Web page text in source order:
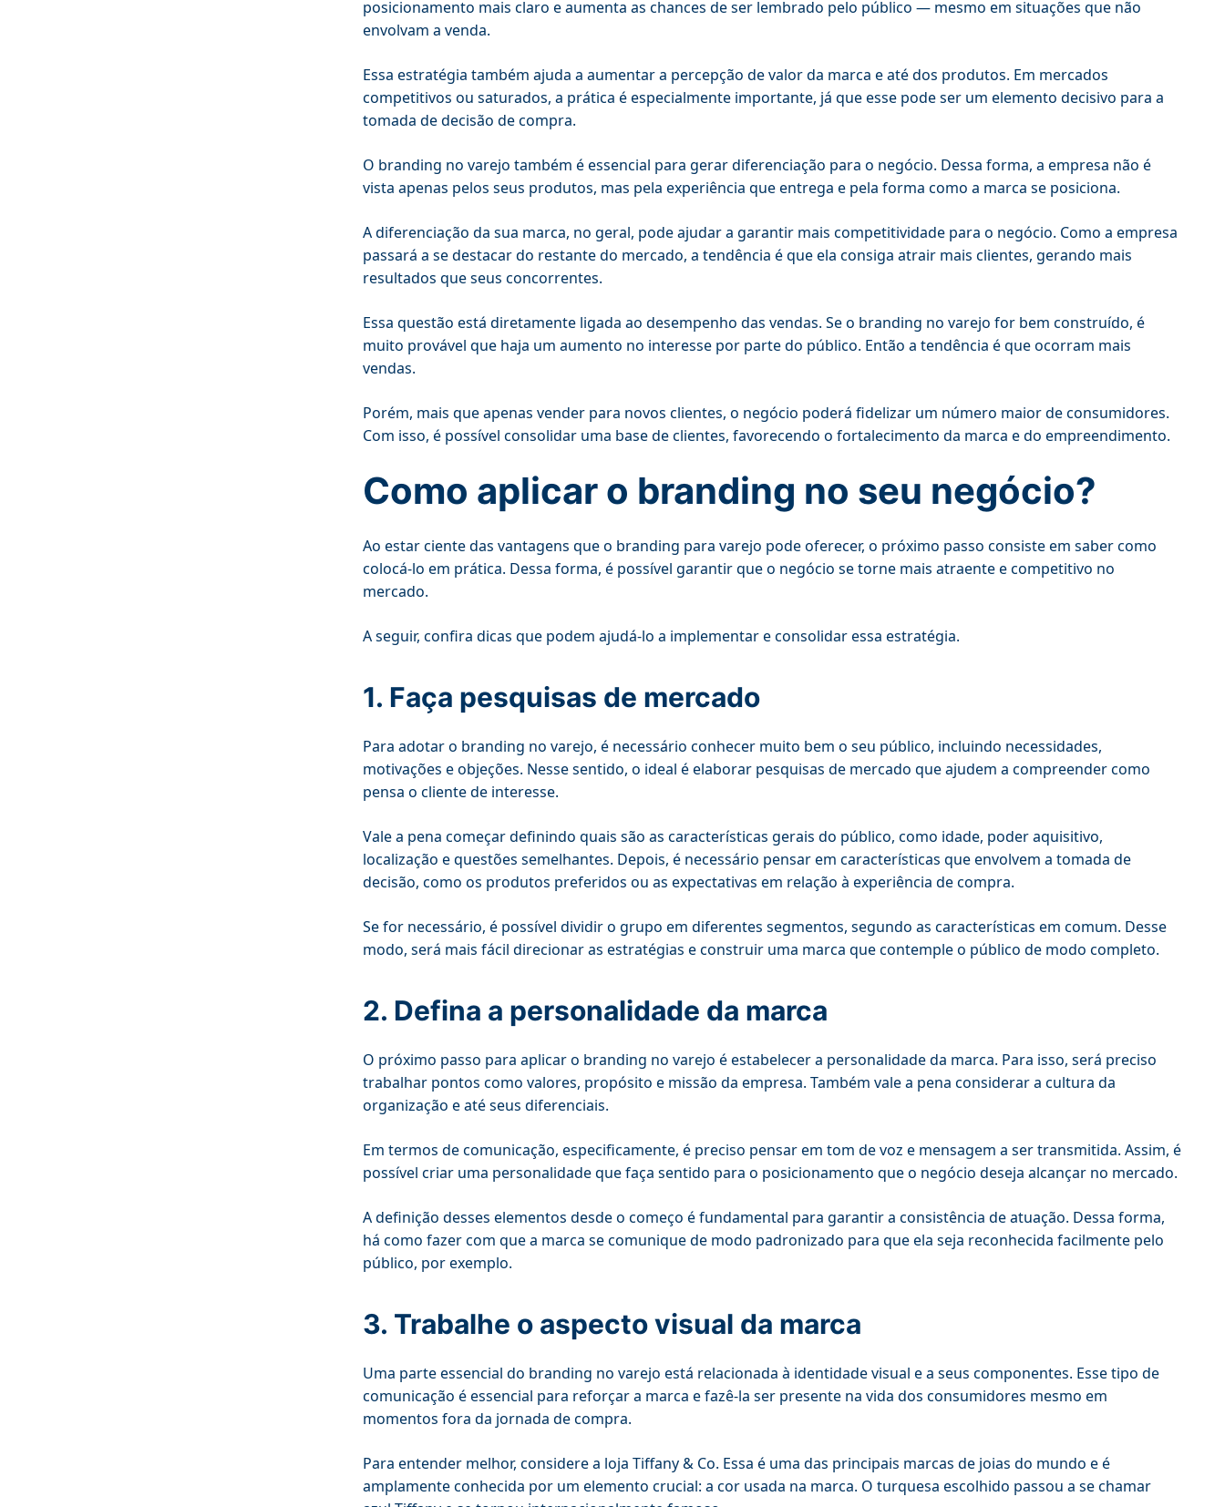
posicionamento mais claro e aumenta as chances de ser lembrado pelo público — mesmo em situações que não
envolvam a venda.
Essa estratégia também ajuda a aumentar a percepção de valor da marca e até dos produtos. Em mercados
competitivos ou saturados, a prática é especialmente importante, já que esse pode ser um elemento decisivo para a
tomada de decisão de compra.
O branding no varejo também é essencial para gerar diferenciação para o negócio. Dessa forma, a empresa não é
vista apenas pelos seus produtos, mas pela experiência que entrega e pela forma como a marca se posiciona.
A diferenciação da sua marca, no geral, pode ajudar a garantir mais competitividade para o negócio. Como a empresa
passará a se destacar do restante do mercado, a tendência é que ela consiga atrair mais clientes, gerando mais
resultados que seus concorrentes.
Essa questão está diretamente ligada ao desempenho das vendas. Se o branding no varejo for bem construído, é
muito provável que haja um aumento no interesse por parte do público. Então a tendência é que ocorram mais
vendas.
Porém, mais que apenas vender para novos clientes, o negócio poderá fidelizar um número maior de consumidores.
Com isso, é possível consolidar uma base de clientes, favorecendo o fortalecimento da marca e do empreendimento.
Como aplicar o branding no seu negócio?
Ao estar ciente das vantagens que o branding para varejo pode oferecer, o próximo passo consiste em saber como
colocá-lo em prática. Dessa forma, é possível garantir que o negócio se torne mais atraente e competitivo no
mercado.
A seguir, confira dicas que podem ajudá-lo a implementar e consolidar essa estratégia.
1. Faça pesquisas de mercado
Para adotar o branding no varejo, é necessário conhecer muito bem o seu público, incluindo necessidades,
motivações e objeções. Nesse sentido, o ideal é elaborar pesquisas de mercado que ajudem a compreender como
pensa o cliente de interesse.
Vale a pena começar definindo quais são as características gerais do público, como idade, poder aquisitivo,
localização e questões semelhantes. Depois, é necessário pensar em características que envolvem a tomada de
decisão, como os produtos preferidos ou as expectativas em relação à experiência de compra.
Se for necessário, é possível dividir o grupo em diferentes segmentos, segundo as características em comum. Desse
modo, será mais fácil direcionar as estratégias e construir uma marca que contemple o público de modo completo.
2. Defina a personalidade da marca
O próximo passo para aplicar o branding no varejo é estabelecer a personalidade da marca. Para isso, será preciso
trabalhar pontos como valores, propósito e missão da empresa. Também vale a pena considerar a cultura da
organização e até seus diferenciais.
Em termos de comunicação, especificamente, é preciso pensar em tom de voz e mensagem a ser transmitida. Assim, é
possível criar uma personalidade que faça sentido para o posicionamento que o negócio deseja alcançar no mercado.
A definição desses elementos desde o começo é fundamental para garantir a consistência de atuação. Dessa forma,
há como fazer com que a marca se comunique de modo padronizado para que ela seja reconhecida facilmente pelo
público, por exemplo.
3. Trabalhe o aspecto visual da marca
Uma parte essencial do branding no varejo está relacionada à identidade visual e a seus componentes. Esse tipo de
comunicação é essencial para reforçar a marca e fazê-la ser presente na vida dos consumidores mesmo em
momentos fora da jornada de compra.
Para entender melhor, considere a loja Tiffany & Co. Essa é uma das principais marcas de joias do mundo e é
amplamente conhecida por um elemento crucial: a cor usada na marca. O turquesa escolhido passou a se chamar